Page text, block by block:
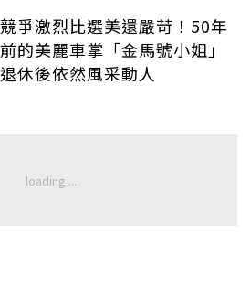
競爭激烈比選美還嚴苛！50年
前的美麗車掌「金馬號小姐」
退休後依然風采動人